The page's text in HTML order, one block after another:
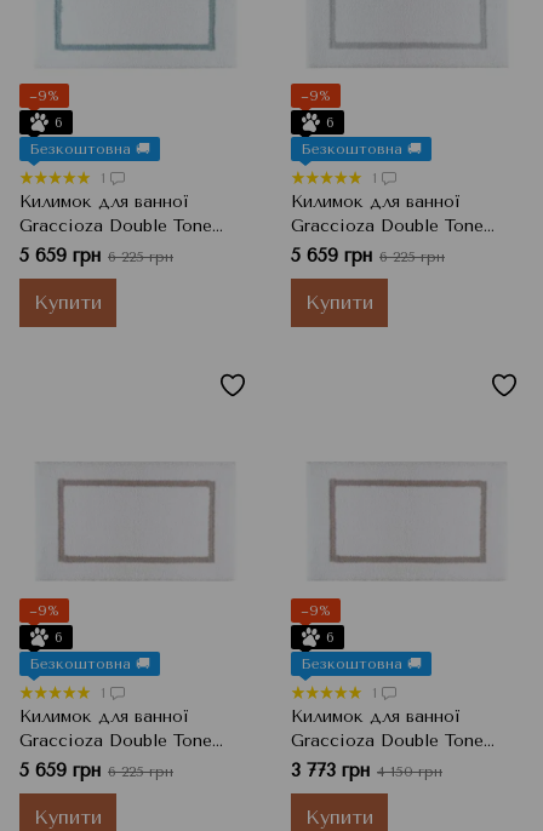
−9%
6
Безкоштовна 🚚
1
Килимок для ванної
Graccioza Double Tone
Baltic
5 659 грн 6 225 грн
Купити
−9%
6
Безкоштовна 🚚
1
Килимок для ванної
Graccioza Double Tone
Silver
5 659 грн 6 225 грн
Купити
−9%
6
Безкоштовна 🚚
1
Килимок для ванної
Graccioza Double Tone
Stone
5 659 грн 6 225 грн
Купити
−9%
6
Безкоштовна 🚚
1
Килимок для ванної
Graccioza Double Tone
Stone
3 773 грн 4 150 грн
Купити